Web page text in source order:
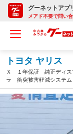
グーネットアプ
メアド不要で問い
トヨタ ヤリス
Ｘ １年保証 純正ディス
ラ 衝突被害軽減システ
ム オートライト オート
県）